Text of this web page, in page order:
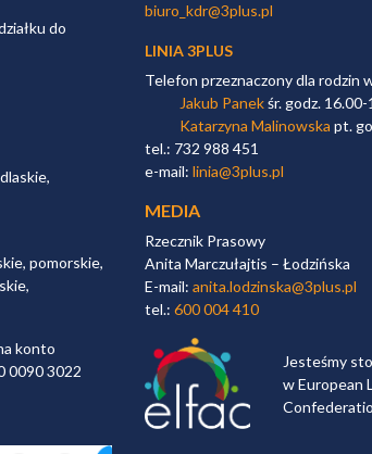
do
pomorskie,
konto
0090 3022
biuro_kdr@3plus.pl
LINIA 3PLUS
Telefon przeznaczony dla rodzin
Jakub Panekśr. godz. 16.00-
Katarzyna Malinowska pt.
tel.: 732 988 451
e-mail: linia@3plus.pl
MEDIA
Rzecznik Prasowy
Anita Marczułajtis – Łodzińska
E-mail: anita.lodzinska@3plus.pl
tel.: 600 004 410
Jesteśmy
w European